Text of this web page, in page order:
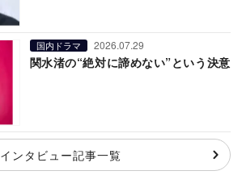
国内ドラマ 2026.07.29
関水渚の“絶対に諦めない”という決意
インタビュー記事一覧